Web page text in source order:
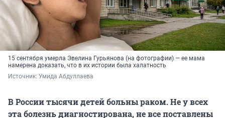
15 сентября умерла Эвелина Гурьянова (на фотографии) — ее мама
намерена доказать, что в их истории была халатность
Источник: Умида Абдуллаева
В России тысячи детей больны раком. Не у всех
эта болезнь диагностирована, не все поставлены